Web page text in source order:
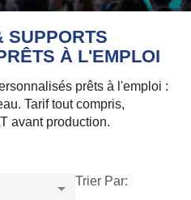
SUPPORTS
À L'EMPLOI
prêts à l'emploi :
Tarif tout compris,
avant production.
Trier Par:
